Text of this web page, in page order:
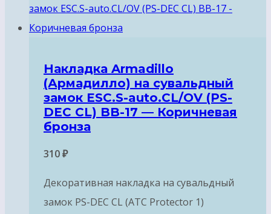
Накладка Armadillo
(Армадилло) на сувальдный
замок ESC.S-auto.CL/OV (PS-
DEC CL) BB-17 — Коричневая
бронза
310₽
Декоративная накладка на сувальдный
замок PS-DEC CL (ATC Protector 1)